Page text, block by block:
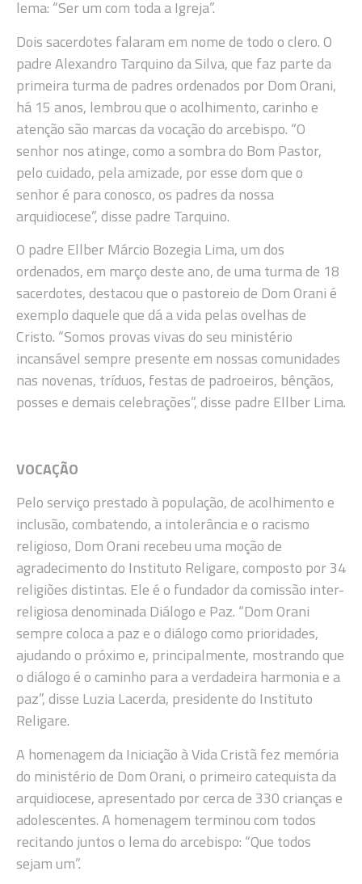
lema: “Ser um com toda a Igreja”.
Dois sacerdotes falaram em nome de todo o clero. O
padre Alexandro Tarquino da Silva, que faz parte da
primeira turma de padres ordenados por Dom Orani,
há 15 anos, lembrou que o acolhimento, carinho e
atenção são marcas da vocação do arcebispo. “O
senhor nos atinge, como a sombra do Bom Pastor,
pelo cuidado, pela amizade, por esse dom que o
senhor é para conosco, os padres da nossa
arquidiocese”, disse padre Tarquino.
O padre Ellber Márcio Bozegia Lima, um dos
ordenados, em março deste ano, de uma turma de 18
sacerdotes, destacou que o pastoreio de Dom Orani é
exemplo daquele que dá a vida pelas ovelhas de
Cristo. “Somos provas vivas do seu ministério
incansável sempre presente em nossas comunidades
nas novenas, tríduos, festas de padroeiros, bênçãos,
posses e demais celebrações”, disse padre Ellber Lima.
VOCAÇÃO
Pelo serviço prestado à população, de acolhimento e
inclusão, combatendo, a intolerância e o racismo
religioso, Dom Orani recebeu uma moção de
agradecimento do Instituto Religare, composto por 34
religiões distintas. Ele é o fundador da comissão inter-
religiosa denominada Diálogo e Paz. “Dom Orani
sempre coloca a paz e o diálogo como prioridades,
ajudando o próximo e, principalmente, mostrando que
o diálogo é o caminho para a verdadeira harmonia e a
paz”, disse Luzia Lacerda, presidente do Instituto
Religare.
A homenagem da Iniciação à Vida Cristã fez memória
do ministério de Dom Orani, o primeiro catequista da
arquidiocese, apresentado por cerca de 330 crianças e
adolescentes. A homenagem terminou com todos
recitando juntos o lema do arcebispo: “Que todos
sejam um”.